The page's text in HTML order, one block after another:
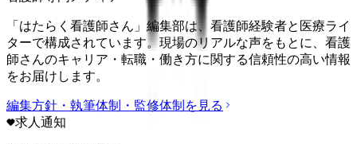
「はたらく看護師さん」編集部は、看護師経験者と医療ライ
ターで構成されています。現場のリアルな声をもとに、看護
師さんのキャリア・転職・働き方に関する信頼性の高い情報
をお届けします。
編集方針・執筆体制・監修体制を見る
求人通知